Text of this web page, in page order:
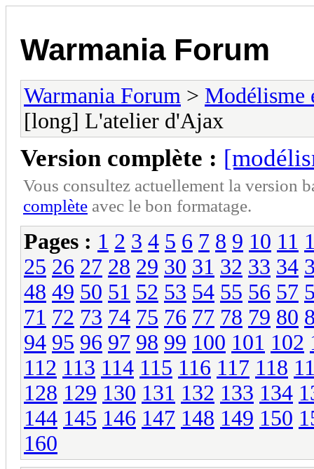
Warmania Forum
Warmania Forum > Modélisme
[long] L'atelier d'Ajax
Version complète :
Vous consultez actuellement la version
complète avec le bon formatage.
Pages : 1 2 3 4 5 6 7 8 9 10 11
25 26 27 28 29 30 31 32 33 34
48 49 50 51 52 53 54 55 56 57
71 72 73 74 75 76 77 78 79 80
94 95 96 97 98 99 100 101 102
112 113 114 115 116 117 118
128 129 130 131 132 133 134
144 145 146 147 148 149 150
160